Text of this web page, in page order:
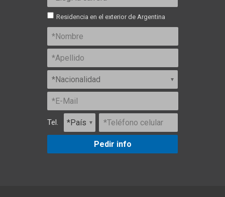
Residencia en el exterior de Argentina
Tel.
Pedir info